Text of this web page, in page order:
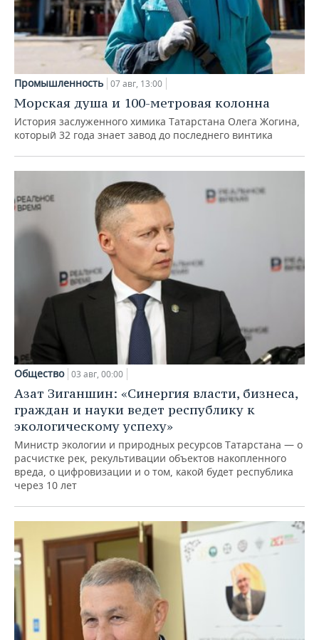
Промышленность 07 авг, 13:00
Морская душа и 100-метровая колонна
История заслуженного химика Татарстана Олега Жогина,
который 32 года знает завод до последнего винтика
Общество 03 авг, 00:00
Азат Зиганшин: «Синергия власти, бизнеса,
граждан и науки ведет республику к
экологическому успеху»
Министр экологии и природных ресурсов Татарстана — о
расчистке рек, рекультивации объектов накопленного
вреда, о цифровизации и о том, какой будет республика
через 10 лет